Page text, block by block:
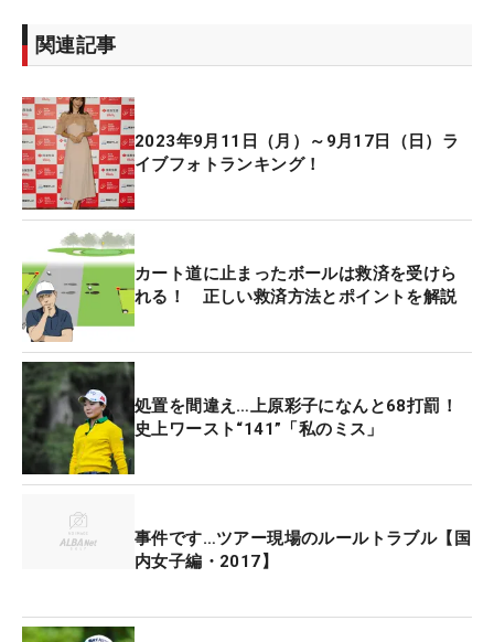
関連記事
2023年9月11日（月）～9月17日（日）ラ
イブフォトランキング！
カート道に止まったボールは救済を受けら
れる！ 正しい救済方法とポイントを解説
処置を間違え…上原彩子になんと68打罰！
史上ワースト“141”「私のミス」
事件です…ツアー現場のルールトラブル【国
内女子編・2017】